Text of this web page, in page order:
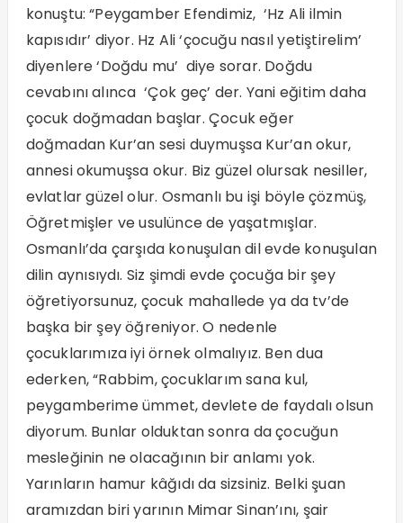
konuştu: “Peygamber Efendimiz, ‘Hz Ali ilmin
kapısıdır’ diyor. Hz Ali ‘çocuğu nasıl yetiştirelim’
diyenlere ‘Doğdu mu’ diye sorar. Doğdu
cevabını alınca ‘Çok geç’ der. Yani eğitim daha
çocuk doğmadan başlar. Çocuk eğer
doğmadan Kur’an sesi duymuşsa Kur’an okur,
annesi okumuşsa okur. Biz güzel olursak nesiller,
evlatlar güzel olur. Osmanlı bu işi böyle çözmüş,
Öğretmişler ve usulünce de yaşatmışlar.
Osmanlı’da çarşıda konuşulan dil evde konuşulan
dilin aynısıydı. Siz şimdi evde çocuğa bir şey
öğretiyorsunuz, çocuk mahallede ya da tv’de
başka bir şey öğreniyor. O nedenle
çocuklarımıza iyi örnek olmalıyız. Ben dua
ederken, “Rabbim, çocuklarım sana kul,
peygamberime ümmet, devlete de faydalı olsun
diyorum. Bunlar olduktan sonra da çocuğun
mesleğinin ne olacağının bir anlamı yok.
Yarınların hamur kâğıdı da sizsiniz. Belki şuan
aramızdan biri yarının Mimar Sinan’ını, şair